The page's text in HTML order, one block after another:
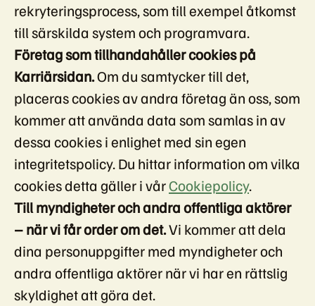
rekryteringsprocess, som till exempel åtkomst
till särskilda system och programvara.
Företag som tillhandahåller cookies på
Karriärsidan.Om du samtycker till det,
placeras cookies av andra företag än oss, som
kommer att använda data som samlas in av
dessa cookies i enlighet med sin egen
integritetspolicy. Du hittar information om vilka
cookies detta gäller i vårCookiepolicy.
Till myndigheter och andra offentliga aktörer
– när vi får order om det.Vi kommer att dela
dina personuppgifter med myndigheter och
andra offentliga aktörer när vi har en rättslig
skyldighet att göra det.